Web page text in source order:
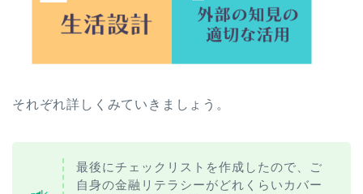
それぞれ詳しくみていきましょう。
最後にチェックリストを作成したので、ご
自身の金融リテラシーがどれくらいカバー